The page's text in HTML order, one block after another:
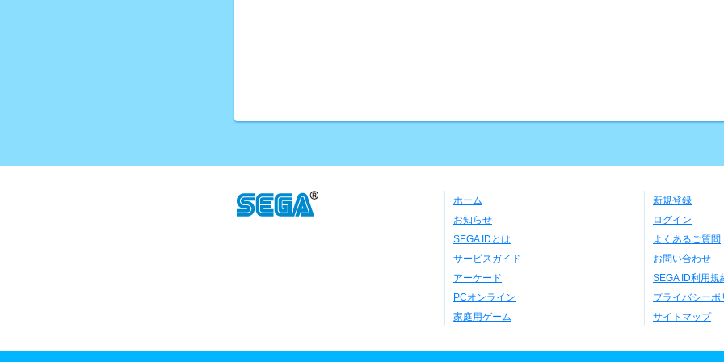
ホーム
お知らせ
SEGA IDとは
サービスガイド
アーケード
PCオンライン
家庭用ゲーム
新規登録
ログイン
よくあるご質問
お問い合わせ
SEGA ID利用規
プライバシーポ
サイトマップ